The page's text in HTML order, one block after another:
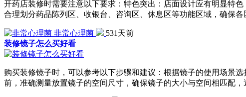
开药店装修时需要注意以下要求：特色突出：店面设计应有明显特
合理划分药品陈列区、收银台、咨询区、休息区等功能区域，确保各
非常心理菌
531天前
装修镜子怎么买好看
购买装修镜子时，可以参考以下步骤和建议：根据镜子的使用场景
前，准确测量放置镜子的空间尺寸，确保镜子的大小与空间相匹配